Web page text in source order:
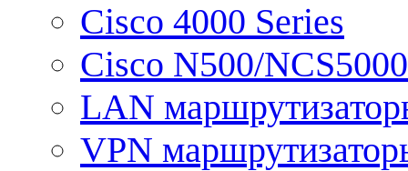
Cisco 4000 Series
Cisco N500/
LAN
VPN